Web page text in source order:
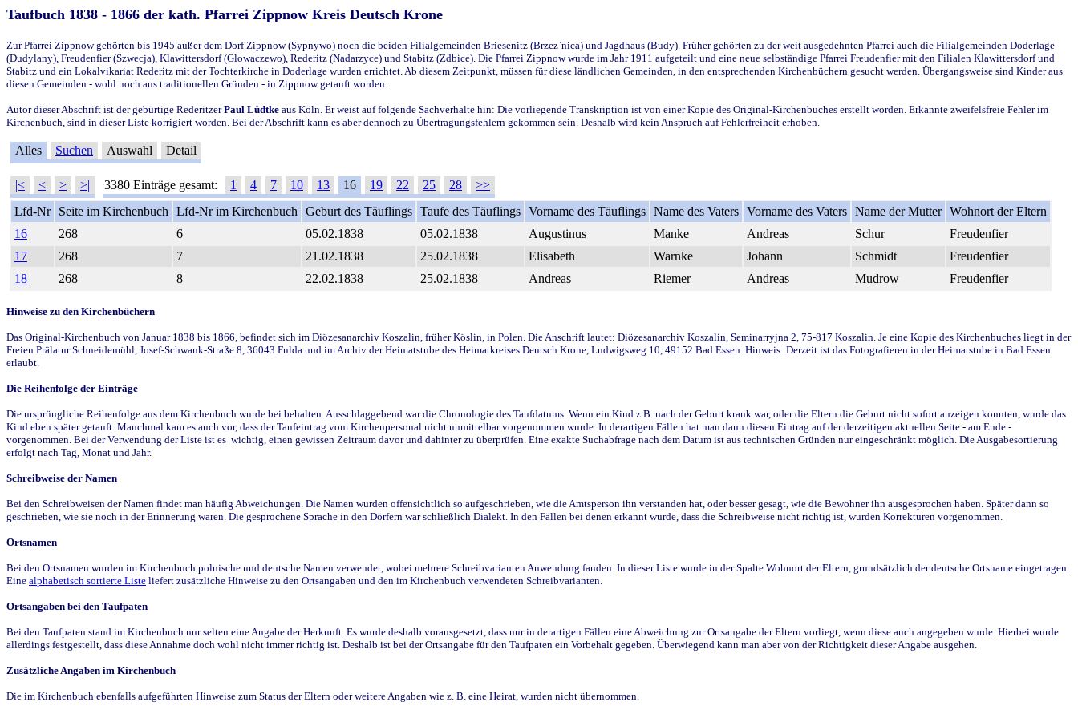
Taufbuch 1838 - 1866 der kath. Pfarrei Zippnow Kreis Deutsch Krone
Zur Pfarrei Zippnow gehörten bis 1945 außer dem Dorf Zippnow (Sypnywo) noch die beiden Filialgemeinden Briesenitz (Brzez`nica) und Jagdhaus (Budy). Früher gehörten zu der weit ausgedehnten Pfarrei auch die Filialgemeinden Doderlage
(Dudylany), Freudenfier (Szwecja), Klawittersdorf (Glowaczewo), Rederitz (Nadarzyce) und Stabitz (Zdbice). Die Pfarrei Zippnow wurde im Jahr 1911 aufgeteilt und eine neue selbständige Pfarrei Freudenfier mit den Filialen Klawittersdorf und
Stabitz und ein Lokalvikariat Rederitz mit der Tochterkirche in Doderlage wurden errichtet. Ab diesem Zeitpunkt, müssen für diese ländlichen Gemeinden, in den entsprechenden Kirchenbüchern gesucht werden. Übergangsweise sind Kinder aus
diesen Gemeinden - wohl noch aus traditionellen Gründen - in Zippnow getauft worden.
Autor dieser Abschrift ist der gebürtige RederitzerPaul Lüdtke aus Köln. Er weist auf folgende Sachverhalte hin: Die vorliegende Transkription ist von einer Kopie des Original-Kirchenbuches erstellt worden. Erkannte zweifelsfreie Fehler im
Kirchenbuch, sind in dieser Liste korrigiert worden. Bei der Abschrift kann es aber dennoch zu Übertragungsfehlern gekommen sein. Deshalb wird kein Anspruch auf Fehlerfreiheit erhoben.
Alles Suchen Auswahl Detail
|< < > >| 3380 Einträge gesamt: 1 4 7 10 13 16 19 22 25 28
>>
Lfd-Nr
Seite im Kirchenbuch Lfd-Nr im Kirchenbuch Geburt des Täuflings Taufe des Täuflings Vorname des Täuflings Name des Vaters Vorname des Vaters Name der Mutter Wohnort der Eltern
16
268 6 05.02.1838 05.02.1838 Augustinus Manke Andreas Schur
Freudenfier
17
268 7 21.02.1838 25.02.1838 Elisabeth Warnke Johann Schmidt
Freudenfier
18
268 8 22.02.1838 25.02.1838 Andreas Riemer Andreas Mudrow Freudenfier
Hinweise zu den Kirchenbüchern
Das Original-Kirchenbuch von Januar 1838 bis 1866, befindet sich im Diözesanarchiv Koszalin, früher Köslin, in Polen. Die Anschrift lautet: Diözesanarchiv Koszalin, Seminarryjna 2, 75-817 Koszalin. Je eine Kopie des Kirchenbuches liegt in der
Freien Prälatur Schneidemühl, Josef-Schwank-Straße 8, 36043 Fulda und im Archiv der Heimatstube des Heimatkreises Deutsch Krone, Ludwigsweg 10, 49152 Bad Essen. Hinweis: Derzeit ist das Fotografieren in der Heimatstube in Bad Essen
erlaubt.
Die Reihenfolge der Einträge
Die ursprüngliche Reihenfolge aus dem Kirchenbuch wurde bei behalten. Ausschlaggebend war die Chronologie des Taufdatums. Wenn ein Kind z.B. nach der Geburt krank war, oder die Eltern die Geburt nicht sofort anzeigen konnten, wurde das
Kind eben später getauft. Manchmal kam es auch vor, dass der Taufeintrag vom Kirchenpersonal nicht unmittelbar vorgenommen wurde. In derartigen Fällen hat man dann diesen Eintrag auf der derzeitigen aktuellen Seite - am Ende -
vorgenommen. Bei der Verwendung der Liste ist es wichtig, einen gewissen Zeitraum davor und dahinter zu überprüfen. Eine exakte Suchabfrage nach dem Datum ist aus technischen Gründen nur eingeschränkt möglich. Die Ausgabesortierung
erfolgt nach Tag, Monat und Jahr.
Schreibweise der Namen
Bei den Schreibweisen der Namen findet man häufig Abweichungen. Die Namen wurden offensichtlich so aufgeschrieben, wie die Amtsperson ihn verstanden hat, oder besser gesagt, wie die Bewohner ihn ausgesprochen haben. Später dann so
geschrieben, wie sie noch in der Erinnerung waren. Die gesprochene Sprache in den Dörfern war schließlich Dialekt. In den Fällen bei denen erkannt wurde, dass die Schreibweise nicht richtig ist, wurden Korrekturen vorgenommen.
Ortsnamen
Bei den Ortsnamen wurden im Kirchenbuch polnische und deutsche Namen verwendet, wobei mehrere Schreibvarianten Anwendung fanden. In dieser Liste wurde in der Spalte Wohnort der Eltern, grundsätzlich der deutsche Ortsname eingetragen.
Eine alphabetisch sortierte Liste liefert zusätzliche Hinweise zu den Ortsangaben und den im Kirchenbuch verwendeten Schreibvarianten.
Ortsangaben bei den Taufpaten
Bei den Taufpaten stand im Kirchenbuch nur selten eine Angabe der Herkunft. Es wurde deshalb vorausgesetzt, dass nur in derartigen Fällen eine Abweichung zur Ortsangabe der Eltern vorliegt, wenn diese auch angegeben wurde. Hierbei wurde
allerdings festgestellt, dass diese Annahme doch wohl nicht immer richtig ist. Deshalb ist bei der Ortsangabe für den Taufpaten ein Vorbehalt gegeben. Überwiegend kann man aber von der Richtigkeit dieser Angabe ausgehen.
Zusätzliche Angaben im Kirchenbuch
Die im Kirchenbuch ebenfalls aufgeführten Hinweise zum Status der Eltern oder weitere Angaben wie z. B. eine Heirat, wurden nicht übernommen.